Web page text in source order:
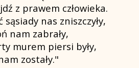
z prawem człowieka.
sąsiady nas zniszczyły,
nam zabrały,
murem piersi były,
zostały."